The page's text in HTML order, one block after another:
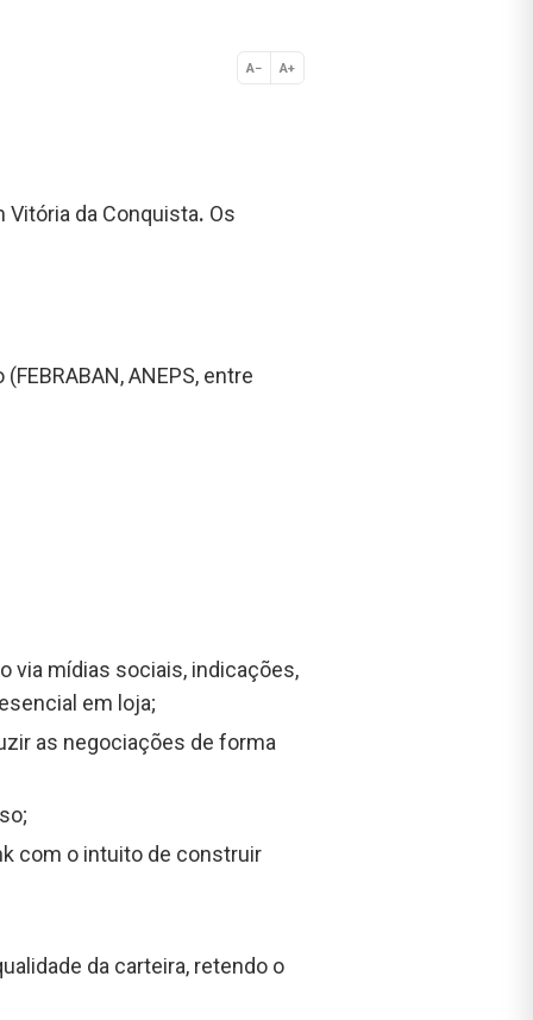
A− A+
Normal
Vitória da Conquista. Os
ANEPS, entre
via mídias sociais, indicações,
em loja;
as negociações de forma
com o intuito de construir
da carteira, retendo o